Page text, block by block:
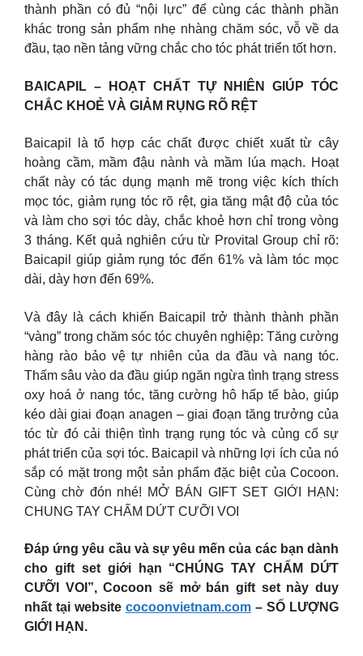
thành phần có đủ “nội lực” để cùng các thành phần
khác trong sản phẩm nhẹ nhàng chăm sóc, vỗ về da
đầu, tạo nền tảng vững chắc cho tóc phát triển tốt hơn.
BAICAPIL – HOẠT CHẤT TỰ NHIÊN GIÚP TÓC
CHẮC KHOẺ VÀ GIẢM RỤNG RÕ RỆT
Baicapil là tổ hợp các chất được chiết xuất từ cây
hoàng cầm, mầm đậu nành và mầm lúa mạch. Hoạt
chất này có tác dụng mạnh mẽ trong việc kích thích
mọc tóc, giảm rụng tóc rõ rệt, gia tăng mật độ của tóc
và làm cho sợi tóc dày, chắc khoẻ hơn chỉ trong vòng
3 tháng. Kết quả nghiên cứu từ Provital Group chỉ rõ:
Baicapil giúp giảm rụng tóc đến 61% và làm tóc mọc
dài, dày hơn đến 69%.
Và đây là cách khiến Baicapil trở thành thành phần
“vàng” trong chăm sóc tóc chuyên nghiệp: Tăng cường
hàng rào bảo vệ tự nhiên của da đầu và nang tóc.
Thấm sâu vào da đầu giúp ngăn ngừa tình trạng stress
oxy hoá ở nang tóc, tăng cường hô hấp tế bào, giúp
kéo dài giai đoạn anagen – giai đoạn tăng trưởng của
tóc từ đó cải thiện tình trạng rụng tóc và củng cố sự
phát triển của sợi tóc. Baicapil và những lợi ích của nó
sắp có mặt trong một sản phẩm đặc biệt của Cocoon.
Cùng chờ đón nhé! MỞ BÁN GIFT SET GIỚI HẠN:
CHUNG TAY CHẤM DỨT CƯỠI VOI
Đáp ứng yêu cầu và sự yêu mến của các bạn dành
cho gift set giới hạn “CHÚNG TAY CHẤM DỨT
CƯỠI VOI”, Cocoon sẽ mở bán gift set này duy
nhất tại website cocoonvietnam.com – SỐ LƯỢNG
GIỚI HẠN.